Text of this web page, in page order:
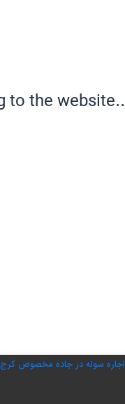
اجاره سوله در جاده مخصوص کرج